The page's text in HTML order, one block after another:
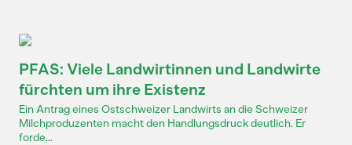
PFAS: Viele Landwirtinnen und Landwirte
fürchten um ihre Existenz
Ein Antrag eines Ostschweizer Landwirts an die Schweizer
Milchproduzenten macht den Handlungsdruck deutlich. Er
forde...